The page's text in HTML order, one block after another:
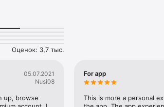
спутников жизни и создали семьи.
Eden удобнее, поскольку вы заходите
После этого можете смело общаться
и христианских  интернет
жизни и верного мужа (жену), стать
Оценок: 3,7 тыс.
05.07.2021
Nusi08
up, browse
For app
This is more a personal